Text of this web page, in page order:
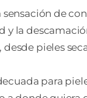
de
y la
pieles
para